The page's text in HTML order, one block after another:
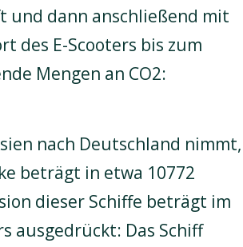
und dann anschließend mit
des E-Scooters bis zum
Mengen an CO2:
nach Deutschland nimmt,
beträgt in etwa 10772
dieser Schiffe beträgt im
ausgedrückt: Das Schiff